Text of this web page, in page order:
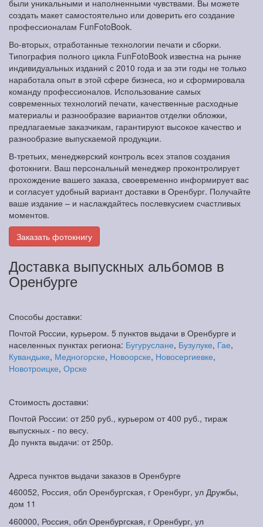
были уникальными и наполненными чувствами. Вы можете
создать макет самостоятельно или доверить его создание
профессионалам FunFotoBook.
Во-вторых, отработанные технологии печати и сборки.
Типография полного цикла FunFotoBook известна на рынке
индивидуальных изданий с 2010 года и за эти годы не только
наработала опыт в этой сфере бизнеса, но и сформировала
команду профессионалов. Использование самых
современных технологий печати, качественные расходные
материалы и разнообразие вариантов отделки обложки,
предлагаемые заказчикам, гарантируют высокое качество и
разнообразие выпускаемой продукции.
В-третьих, менеджерский контроль всех этапов создания
фотокниги. Ваш персональный менеджер проконтролирует
прохождение вашего заказа, своевременно информирует вас
и согласует удобный вариант доставки в Оренбург. Получайте
ваше издание – и наслаждайтесь послевкусием счастливых
моментов.
Заказать фотокнигу
Доставка выпускных альбомов в
Оренбурге
Способы доставки:
Почтой России, курьером. 5 пунктов выдачи в Оренбурге и
населенных пунктах региона: Бугуруслане, Бузулуке, Гае,
Кувандыке, Медногорске, Новоорске, Новосергиевке,
Новотроицке, Орске
Стоимость доставки:
Почтой России: от 250 руб., курьером от 400 руб., тираж
выпускных - по весу.
До пункта выдачи: от 250р.
Адреса пунктов выдачи заказов в Оренбурге
460052, Россия, обл Оренбургская, г Оренбург, ул Дружбы,
дом 11
460000, Россия, обл Оренбургская, г Оренбург, ул